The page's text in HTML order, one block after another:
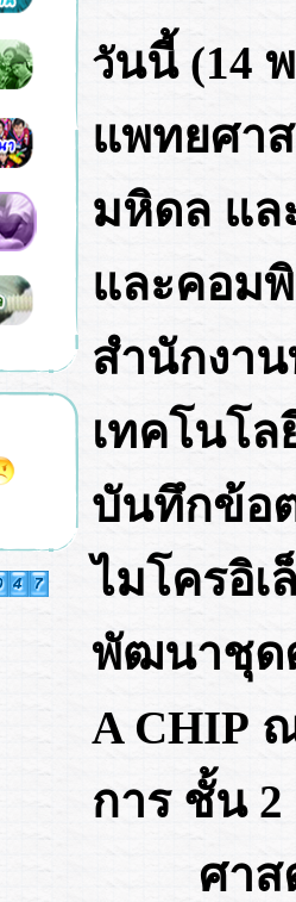
วันนี้ (14
แพทยศา
มหิดล แล
และคอม
สำนักงา
เทคโนโ
บันทึกข้อ
ไมโครอิเ
พัฒนาชุด
A CHIP
การ ชั้น
ศา